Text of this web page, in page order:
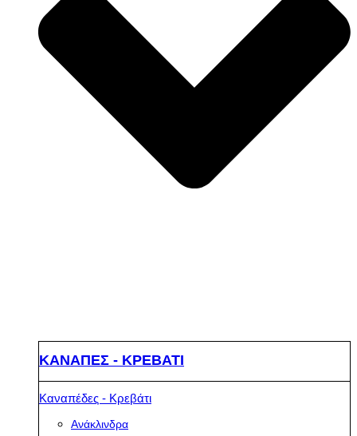
ΚΑΝΑΠΕΣ - ΚΡΕΒΑΤΙ
Καναπέδες - Κρεβάτι
Ανάκλινδρα